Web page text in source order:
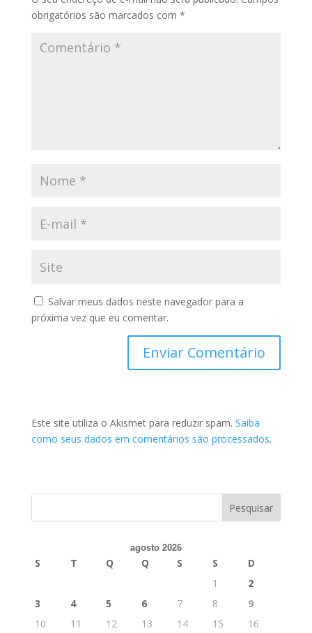
obrigatórios são marcados com *
Salvar meus dados neste navegador para a
próxima vez que eu comentar.
Este site utiliza o Akismet para reduzir spam. Saiba
como seus dados em comentários são processados.
agosto 2026
S T Q Q S S
D
1
2
3
4 5 6 7 8
9
10
11 12 13 14 15
16